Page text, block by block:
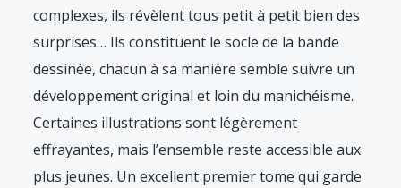
complexes, ils révèlent tous petit à petit bien des
surprises… Ils constituent le socle de la bande
dessinée, chacun à sa manière semble suivre un
développement original et loin du manichéisme.
Certaines illustrations sont légèrement
effrayantes, mais l’ensemble reste accessible aux
plus jeunes. Un excellent premier tome qui garde